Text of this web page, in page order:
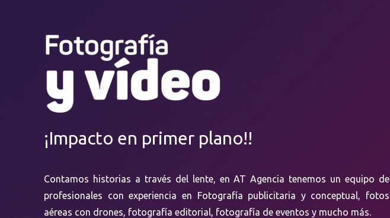
¡Impacto en primer plano!!
Contamos historias a través del lente, en AT Agencia tenemos un equipo de
profesionales con experiencia en Fotografía publicitaria y conceptual, fotos
aéreas con drones, fotografía editorial, fotografía de eventos y mucho más.